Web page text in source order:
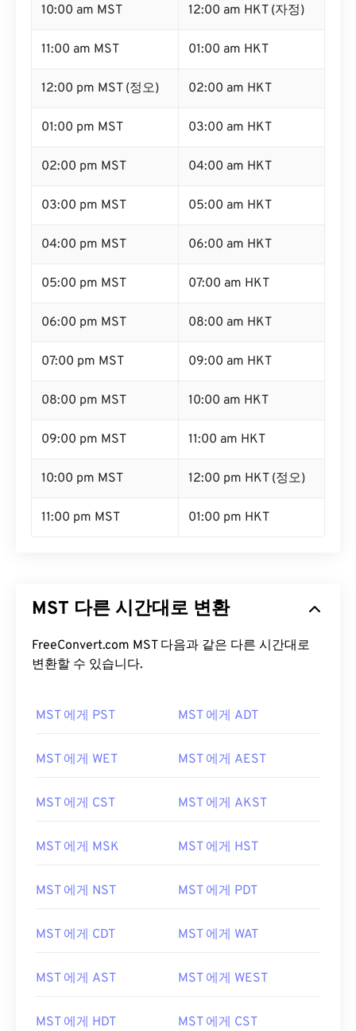
10:00 am MST 12:00 am HKT (자정)
11:00 am MST 01:00 am HKT
12:00 pm MST (정오) 02:00 am HKT
01:00 pm MST 03:00 am HKT
02:00 pm MST 04:00 am HKT
03:00 pm MST 05:00 am HKT
04:00 pm MST 06:00 am HKT
05:00 pm MST 07:00 am HKT
06:00 pm MST 08:00 am HKT
07:00 pm MST 09:00 am HKT
08:00 pm MST 10:00 am HKT
09:00 pm MST 11:00 am HKT
10:00 pm MST 12:00 pm HKT (정오)
11:00 pm MST 01:00 pm HKT
MST 다른 시간대로 변환
FreeConvert.com MST 다음과 같은 다른 시간대로
변환할 수 있습니다.
MST 에게 PST MST 에게 ADT
MST 에게 WET MST 에게 AEST
MST 에게 CST MST 에게 AKST
MST 에게 MSK MST 에게 HST
MST 에게 NST MST 에게 PDT
MST 에게 CDT MST 에게 WAT
MST 에게 AST MST 에게 WEST
MST 에게 HDT MST 에게 CST